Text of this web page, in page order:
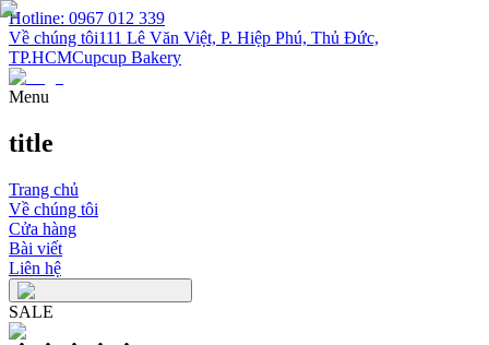
Hotline: 0967 012 339
Về chúng tôi111 Lê Văn Việt, P. Hiệp Phú, Thủ Đức,
TP.HCMCupcup Bakery
Menu
title
Trang chủ
Về chúng tôi
Cửa hàng
Bài viết
Liên hệ
SALE